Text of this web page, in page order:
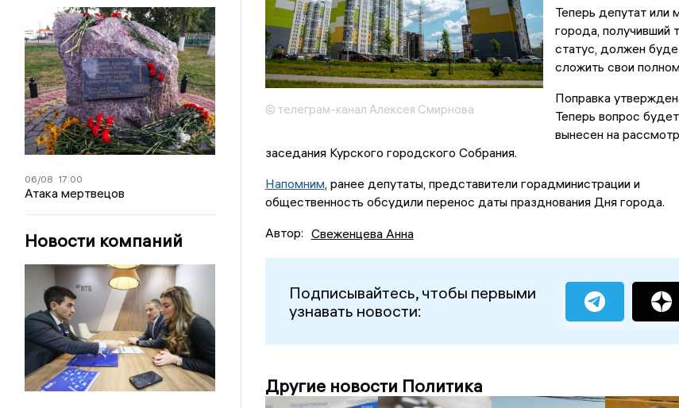
06/08 17:00
Атака мертвецов
Новости компаний
© телеграм-канал Алексея Смирнова
Теперь депутат или
города, получивший
статус, должен
сложить свои
Поправка
Теперь вопрос будет
вынесен на
заседания Курского городского Собрания.
Напомним, ранее депутаты, представители горадминистрации и
общественность обсудили перенос даты празднования Дня города.
Автор: Свеженцева Анна
Подписывайтесь, чтобы первыми
узнавать новости:
Другие новости Политика